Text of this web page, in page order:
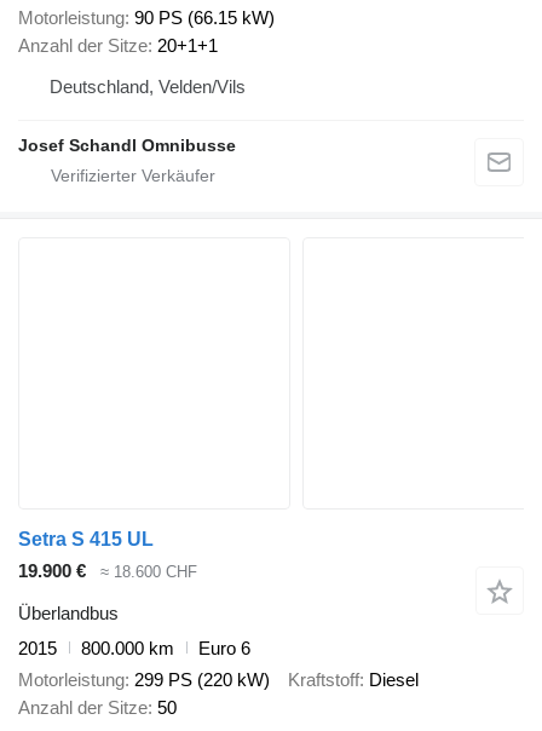
Motorleistung 90 PS (66.15 kW)
Anzahl der Sitze 20+1+1
Deutschland, Velden/Vils
Josef Schandl Omnibusse
Setra S 415 UL
19.900 €
≈ 18.600 CHF
Überlandbus
2015
800.000 km
Euro 6
Motorleistung 299 PS (220 kW) Kraftstoff Diesel
Anzahl der Sitze 50